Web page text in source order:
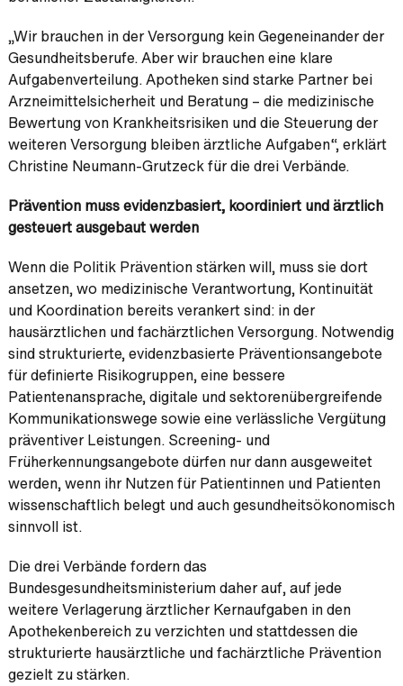
„Wir brauchen in der Versorgung kein Gegeneinander der
Gesundheitsberufe. Aber wir brauchen eine klare
Aufgabenverteilung. Apotheken sind starke Partner bei
Arzneimittelsicherheit und Beratung – die medizinische
Bewertung von Krankheitsrisiken und die Steuerung der
weiteren Versorgung bleiben ärztliche Aufgaben“, erklärt
Christine Neumann-Grutzeck für die drei Verbände.
Prävention muss evidenzbasiert, koordiniert und ärztlich
gesteuert ausgebaut werden
Wenn die Politik Prävention stärken will, muss sie dort
ansetzen, wo medizinische Verantwortung, Kontinuität
und Koordination bereits verankert sind: in der
hausärztlichen und fachärztlichen Versorgung. Notwendig
sind strukturierte, evidenzbasierte Präventionsangebote
für definierte Risikogruppen, eine bessere
Patientenansprache, digitale und sektorenübergreifende
Kommunikationswege sowie eine verlässliche Vergütung
präventiver Leistungen. Screening- und
Früherkennungsangebote dürfen nur dann ausgeweitet
werden, wenn ihr Nutzen für Patientinnen und Patienten
wissenschaftlich belegt und auch gesundheitsökonomisch
sinnvoll ist.
Die drei Verbände fordern das
Bundesgesundheitsministerium daher auf, auf jede
weitere Verlagerung ärztlicher Kernaufgaben in den
Apothekenbereich zu verzichten und stattdessen die
strukturierte hausärztliche und fachärztliche Prävention
gezielt zu stärken.